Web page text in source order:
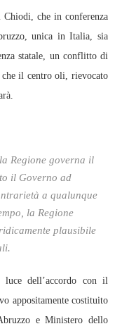
che in conferenza
unica in Italia, sia
statale, un conflitto di
il centro oli, rievocato
Regione governa il
il Governo ad
a qualunque
la Regione
plausibile
dell’accordo con il
appositamente costituito
e Ministero dello